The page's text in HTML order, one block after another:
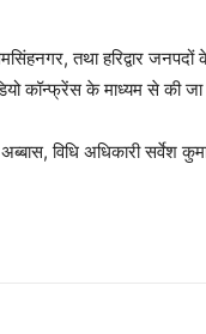
तथा हरिद्वार जनपदों
कॉन्फ्रेंस के माध्यम से की जा
विधि अधिकारी सर्वेश